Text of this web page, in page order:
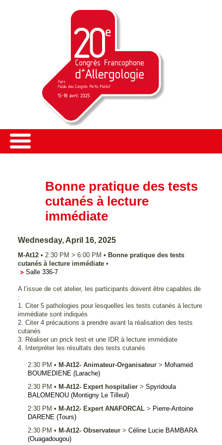
Bonne pratique des tests
cutanés à lecture
immédiate
Wednesday, April 16, 2025
M-At12 • 2:30 PM > 6:00 PM • Bonne pratique des tests
cutanés à lecture immédiate •
Salle 336-7
A l’issue de cet atelier, les participants doivent être capables de
:
1. Citer 5 pathologies pour lesquelles les tests cutanés à lecture
immédiate sont indiqués
2. Citer 4 précautions à prendre avant la réalisation des tests
cutanés
3. Réaliser un prick test et une IDR à lecture immédiate
4. Interpréter les résultats des tests cutanés
2:30 PM • M-At12- Animateur-Organisateur > Mohamed
BOUMEDIENE (Larache)
2:30 PM • M-At12- Expert hospitalier > Spyridoula
BALOMENOU (Montigny Le Tilleul)
2:30 PM • M-At12- Expert ANAFORCAL > Pierre-Antoine
DARENE (Tours)
2:30 PM • M-At12- Observateur > Céline Lucie BAMBARA
(Ouagadougou)